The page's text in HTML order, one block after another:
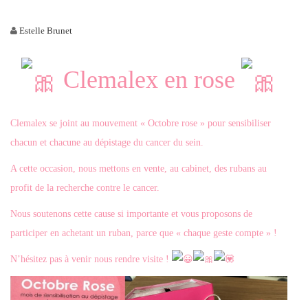
Estelle Brunet
Clemalex en rose
Clemalex se joint au mouvement « Octobre rose » pour sensibiliser
chacun et chacune au dépistage du cancer du sein.
A cette occasion, nous mettons en vente, au cabinet, des rubans au
profit de la recherche contre le cancer.
Nous soutenons cette cause si importante et vous proposons de
participer en achetant un ruban, parce que « chaque geste compte » !
N’hésitez pas à venir nous rendre visite !